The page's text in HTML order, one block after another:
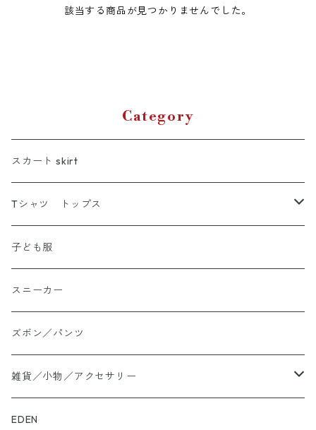
該当する商品が見つかりませんでした。
Category
スカート skirt
Tシャツ トップス
Tシャツ
シャツ
大きいサイズ
ロングTシャツ
子ども服
スニーカー
ズボン／パンツ
雑貨／小物／アクセサリー
トートバッグ
EDEN